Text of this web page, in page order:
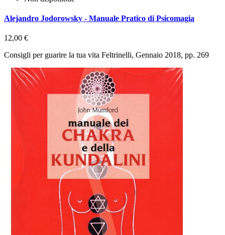
Alejandro Jodorowsky - Manuale Pratico di Psicomagia
12,00 €
Consigli per guarire la tua vita Feltrinelli, Gennaio 2018, pp. 269